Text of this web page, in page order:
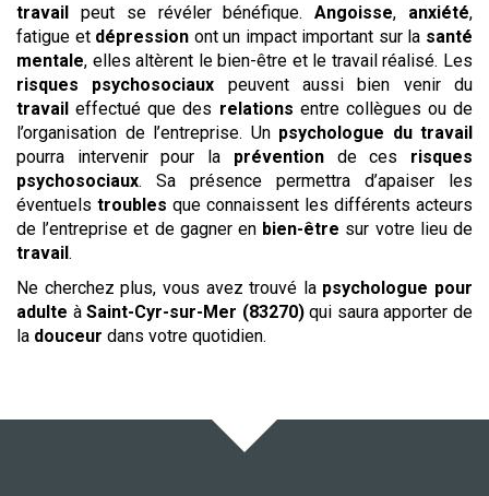
travail peut se révéler bénéfique.Angoisse, anxiété,
fatigue et dépression ont un impact important sur la santé
mentale, elles altèrent le bien-être et le travail réalisé. Les
risques psychosociaux peuvent aussi bien venir du
travaileffectué que des relations entre collègues ou de
l’organisation de l’entreprise. Un psychologue du travail
pourra intervenir pour la préventionde ces risques
psychosociaux. Sa présence permettra d’apaiser les
éventuels troubles que connaissent les différents acteurs
de l’entreprise et de gagner en bien-être sur votre lieu de
travail.
Ne cherchez plus, vous avez trouvé la psychologue pour
adulte àSaint-Cyr-sur-Mer (83270) qui saura apporter de
la douceur dans votre quotidien.